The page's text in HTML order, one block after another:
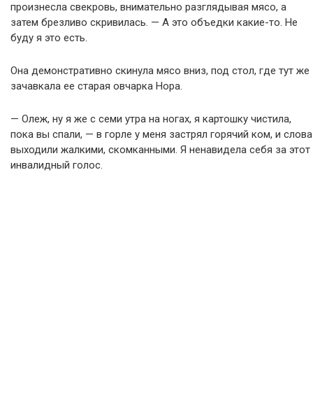
произнесла свекровь, внимательно разглядывая мясо, а
затем брезливо скривилась. — А это объедки какие-то. Не
буду я это есть.
Она демонстративно скинула мясо вниз, под стол, где тут же
зачавкала ее старая овчарка Нора.
— Олеж, ну я же с семи утра на ногах, я картошку чистила,
пока вы спали, — в горле у меня застрял горячий ком, и слова
выходили жалкими, скомканными. Я ненавидела себя за этот
инвалидный голос.